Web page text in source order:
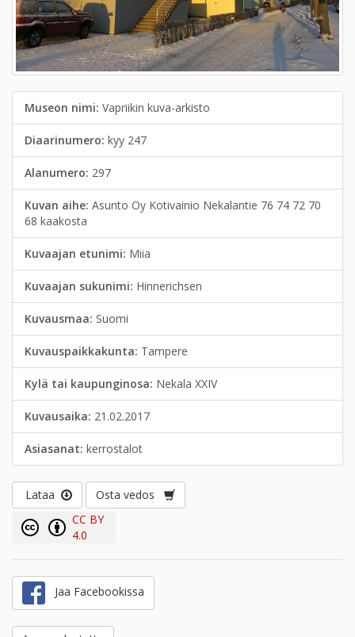
Museon nimi: Vapriikin kuva-arkisto
Diaarinumero: kyy 247
Alanumero: 297
Kuvan aihe: Asunto Oy Kotivainio Nekalantie 76 74 72 70
68 kaakosta
Kuvaajan etunimi: Miia
Kuvaajan sukunimi: Hinnerichsen
Kuvausmaa: Suomi
Kuvauspaikkakunta: Tampere
Kylä tai kaupunginosa: Nekala XXIV
Kuvausaika: 21.02.2017
Asiasanat: kerrostalot
Lataa
Osta vedos
CC BY
4.0
Jaa Facebookissa